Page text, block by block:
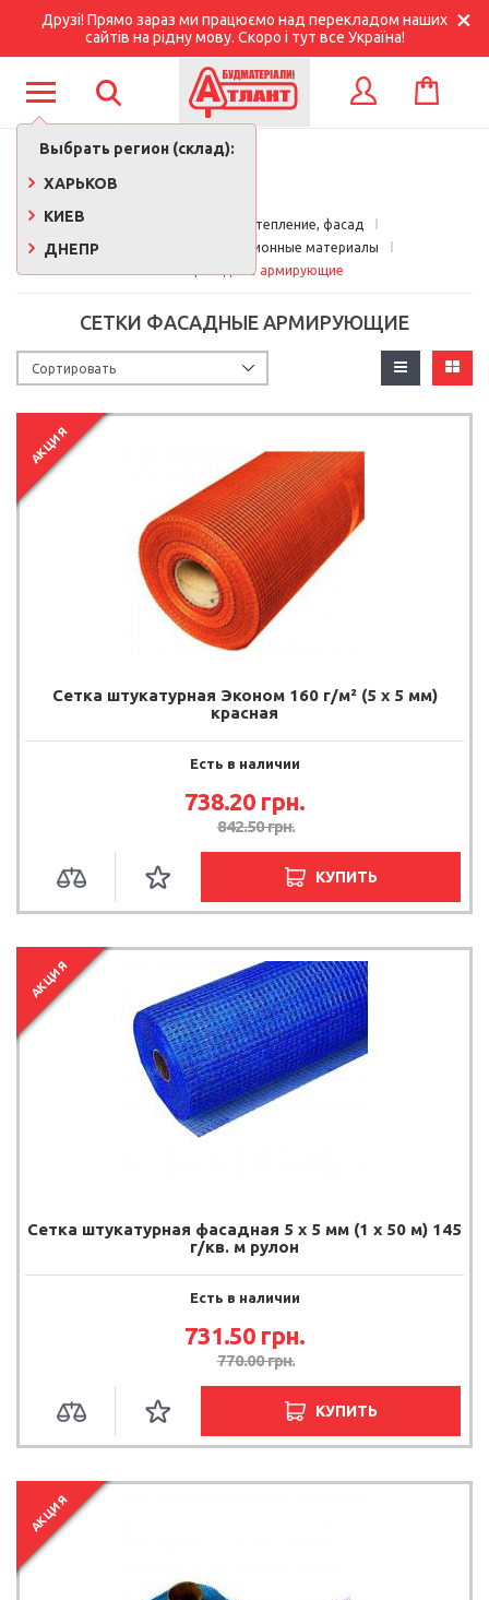
Друзі! Прямо зараз ми працюємо над перекладом наших
сайтів на рідну мову. Скоро і тут все Україна!
Выбрать регион (склад):
ХАРЬКОВ
КИЕВ
ДНЕПР
КОРЗИНА
Кровля, утепление, фасад
Утеплители и изоляционные материалы
Сетки фасадные армирующие
СЕТКИ ФАСАДНЫЕ АРМИРУЮЩИЕ
АКЦИЯ
Сетка штукатурная Эконом 160 г/м² (5 х 5 мм)
красная
Есть в наличии
738.20 грн.
842.50грн.
КУПИТЬ
АКЦИЯ
Сетка штукатурная фасадная 5 х 5 мм (1 х 50 м) 145
г/кв. м рулон
Есть в наличии
731.50 грн.
770.00грн.
КУПИТЬ
АКЦИЯ